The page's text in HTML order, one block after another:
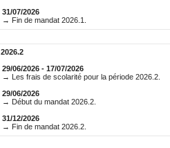
31/07/2026
→ Fin de mandat 2026.1.
2026.2
29/06/2026 - 17/07/2026
→ Les frais de scolarité pour la période 2026.2.
29/06/2026
→ Début du mandat 2026.2.
31/12/2026
→ Fin de mandat 2026.2.